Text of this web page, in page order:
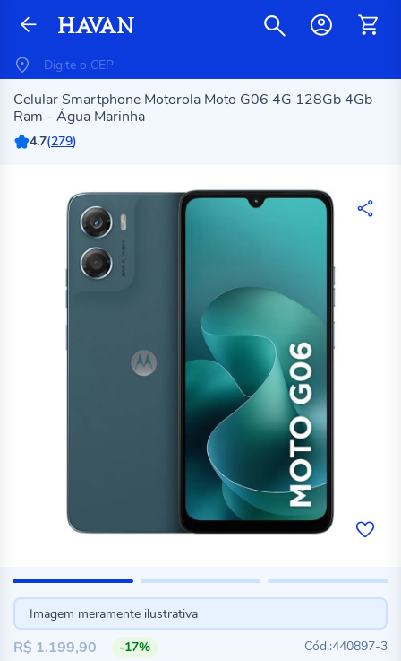
Celular Smartphone Motorola Moto G06 4G 128Gb 4Gb
Ram - Água Marinha
4.7(279)
Imagem meramente ilustrativa
-17%
440897-3
R$ 1.199,90